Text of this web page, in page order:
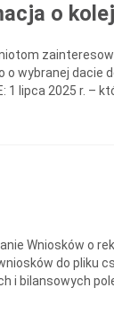
o
wybranej dacie
lipca 2025 r. –
Wniosków o
do pliku
i bilansowych